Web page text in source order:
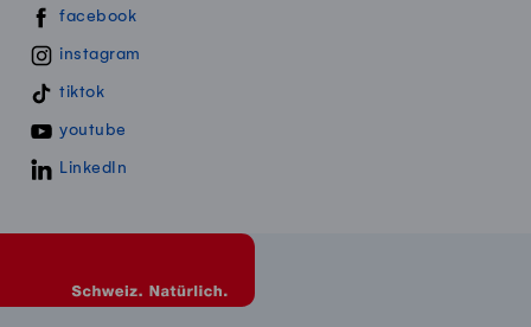
Swissmillk auf Social Media
facebook
instagram
tiktok
youtube
LinkedIn